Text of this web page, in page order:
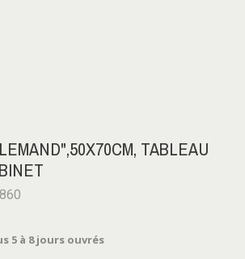
TABLEAU
5 à 8 jours ouvrés